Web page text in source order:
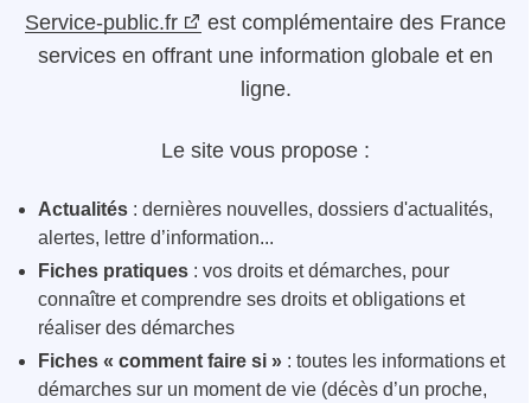
Service-public.fr
est complémentaire des France
services en offrant une information globale et en
ligne.
Le site vous propose :
Actualités : dernières nouvelles, dossiers d'actualités,
alertes, lettre d’information...
Fiches pratiques : vos droits et démarches, pour
connaître et comprendre ses droits et obligations et
réaliser des démarches
Fiches « comment faire si » : toutes les informations et
démarches sur un moment de vie (décès d’un proche,